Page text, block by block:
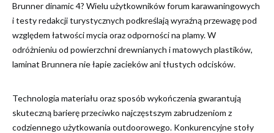
Brunner dinamic 4? Wielu użytkowników forum karawaningowych
i testy redakcji turystycznych podkreślają wyraźną przewagę pod
względem łatwości mycia oraz odporności na plamy. W
odróżnieniu od powierzchni drewnianych i matowych plastików,
laminat Brunnera nie łapie zacieków ani tłustych odcisków.
Technologia materiału oraz sposób wykończenia gwarantują
skuteczną barierę przeciwko najczęstszym zabrudzeniom z
codziennego użytkowania outdoorowego. Konkurencyjne stoły